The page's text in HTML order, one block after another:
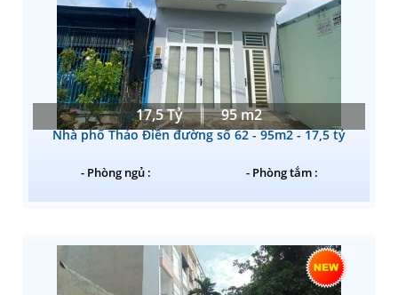
17,5 Tỷ 95 m2
Nhà phố Thảo Điền đường số 62 - 95m2 - 17,5 tỷ
- Phòng ngủ : - Phòng tắm :